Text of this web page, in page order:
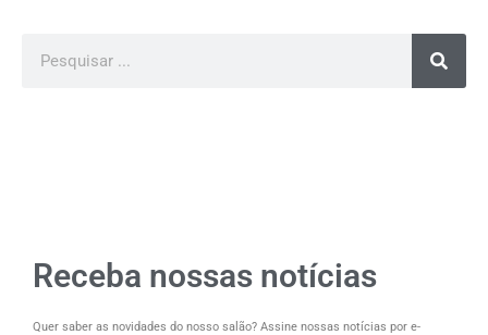
Receba nossas notícias
Quer saber as novidades do nosso salão? Assine nossas notícias por e-